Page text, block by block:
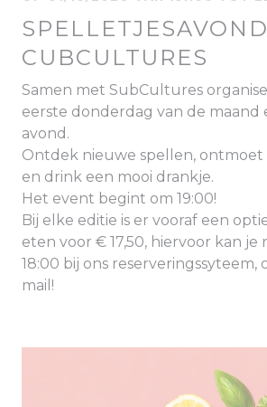
CUBCULTURES
Samen met SubCultures
eerste donderdag van de maand
avond.
Ontdek nieuwe spellen,
en drink een mooi drankje.
Het event begint om 19:00!
Bij elke editie is er vooraf een
eten voor € 17,50, hiervoor kan je
18:00 bij ons reserveringssyteem,
mail!